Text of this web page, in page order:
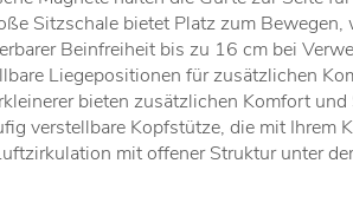
Sitzschale bietet Platz zum
Beinfreiheit bis zu 16 cm bei
Liegepositionen für zusätzlichen
bieten zusätzlichen Komfort
verstellbare Kopfstütze, die mit Ihrem
mit offener Struktur unter